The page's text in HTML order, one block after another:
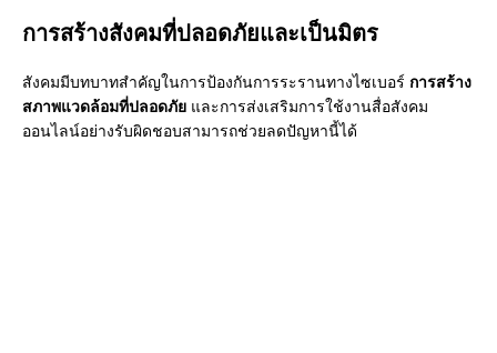
การสร้างสังคมที่ปลอดภัยและเป็นมิตร
สังคมมีบทบาทสำคัญในการป้องกันการระรานทางไซเบอร์ การสร้าง
สภาพแวดล้อมที่ปลอดภัย และการส่งเสริมการใช้งานสื่อสังคม
ออนไลน์อย่างรับผิดชอบสามารถช่วยลดปัญหานี้ได้